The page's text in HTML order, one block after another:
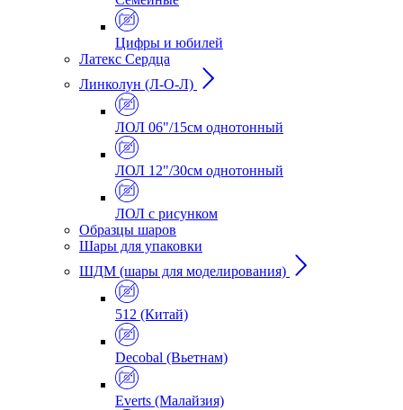
Цифры и юбилей
Латекс Сердца
Линколун (Л-О-Л)
ЛОЛ 06"/15см однотонный
ЛОЛ 12"/30см однотонный
ЛОЛ с рисунком
Образцы шаров
Шары для упаковки
ШДМ (шары для моделирования)
512 (Китай)
Decobal (Вьетнам)
Everts (Малайзия)